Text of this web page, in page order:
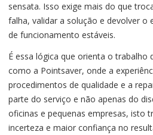
sensata. Isso exige mais do que
falha, validar a solução e devolver o
de funcionamento estáveis.
É essa lógica que orienta o trabalho
como a Pointsaver, onde a
procedimentos de qualidade e a
parte do serviço e não apenas do
oficinas e pequenas empresas, isto
incerteza e maior confiança no